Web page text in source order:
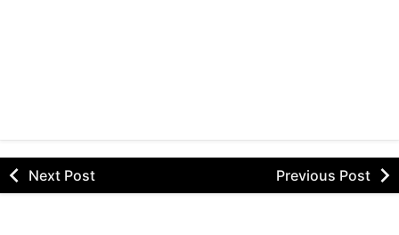
Next Post Previous Post